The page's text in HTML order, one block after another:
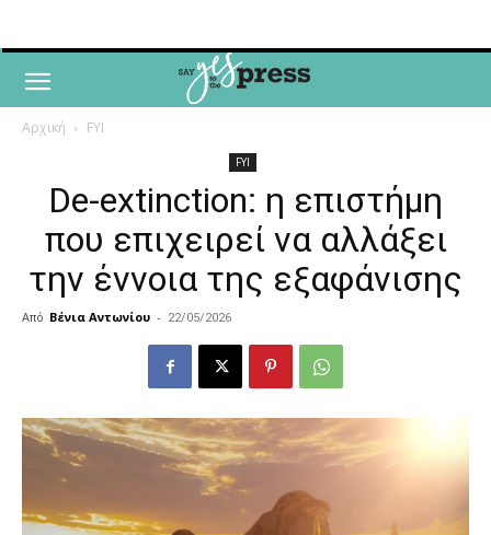
Αρχική FYI
FYI
De-extinction: η επιστήμη
που επιχειρεί να αλλάξει
την έννοια της εξαφάνισης
Από Βένια Αντωνίου - 22/05/2026